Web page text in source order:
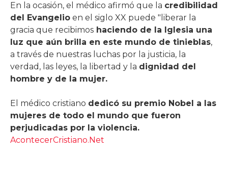
En la ocasión, el médico afirmó que la credibilidad
del Evangelio en el siglo XX puede "liberar la
gracia que recibimos haciendo de la Iglesia una
luz que aún brilla en este mundo de tinieblas,
a través de nuestras luchas por la justicia, la
verdad, las leyes, la libertad y la dignidad del
hombre y de la mujer.
El médico cristiano dedicó su premio Nobel a las
mujeres de todo el mundo que fueron
perjudicadas por la violencia.
AcontecerCristiano.Net